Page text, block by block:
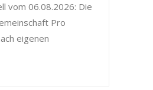
vom 06.08.2026: Die
Pro
eigenen